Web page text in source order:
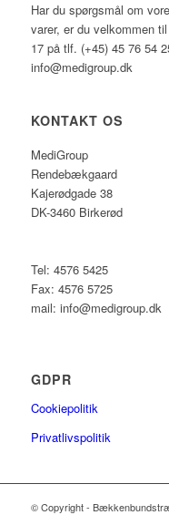
Har du spørgsmål om
varer, er du velkommen
17 på tlf. (+45) 45 76 54
info@medigroup.dk
KONTAKT OS
MediGroup
Rendebækgaard
Kajerødgade 38
DK-3460 Birkerød
Tel: 4576 5425
Fax: 4576 5725
mail: info@medigroup.dk
GDPR
Cookiepolitik
Privatlivspolitik
© Copyright -